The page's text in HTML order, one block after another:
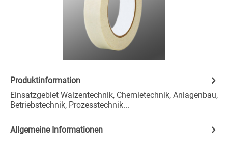
Produktinformation
Einsatzgebiet Walzentechnik, Chemietechnik, Anlagenbau,
Betriebstechnik, Prozesstechnik...
Allgemeine Informationen